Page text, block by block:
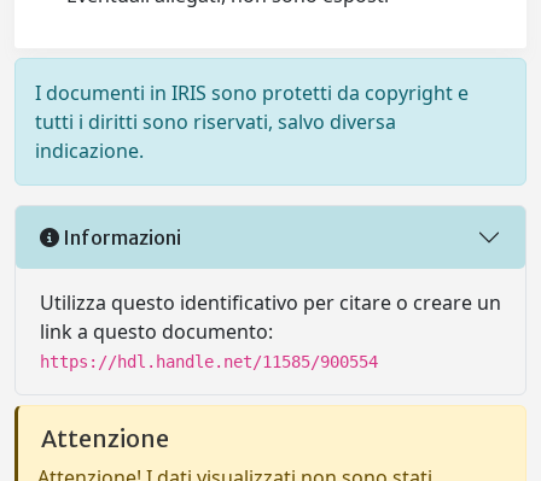
I documenti in IRIS sono protetti da copyright e
tutti i diritti sono riservati, salvo diversa
indicazione.
Informazioni
Utilizza questo identificativo per citare o creare un
link a questo documento:
https://hdl.handle.net/11585/900554
Attenzione